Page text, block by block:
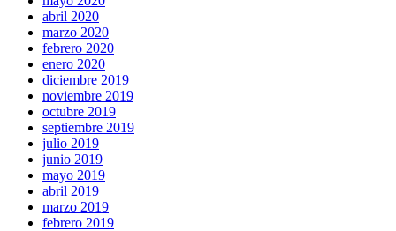
abril 2020
marzo 2020
febrero 2020
enero 2020
diciembre 2019
noviembre 2019
octubre 2019
septiembre 2019
julio 2019
junio 2019
mayo 2019
abril 2019
marzo 2019
febrero 2019